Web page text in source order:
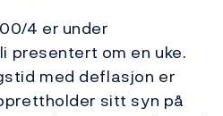
4 er under
presentert om en uke.
med deflasjon er
sitt syn på